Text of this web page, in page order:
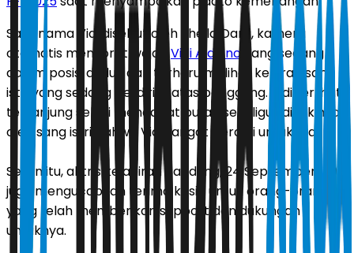
Saat nama Vidi disebut oleh Sheila Dara, kamera
otomatis menyorot wajahVidi Aldiano yang sedang
dalam posisi duduk dan terharu melihat ke arah sang
istri yang sedang berdiri di atas panggung. Vidi terlihat
tersanjung sekali mendapat pujian sekaligus diyakinkan
oleh sang istri bahwa Vidi sangat berarti untuknya.
Selain itu, aktris kelahiran Bandung, 24 September 1992,
juga mengucapkan terima kasih untuk orang-orang
yang telah memberikan support dan dukungan
untuknya.